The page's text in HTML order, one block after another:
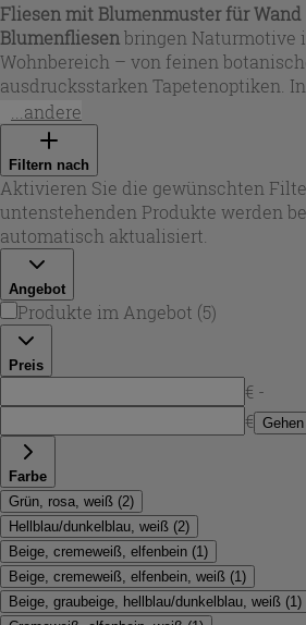
Fliesen mit Blumenmuster für Wand
Blumenfliesenbringen Naturmotive
Wohnbereich – von feinen
ausdrucksstarken Tapetenoptiken.
finden Sie
Einsatzbereiche: rektifizierte
durchgehende Flächen, dekorative
glänzenden Details sowie robuste
die sich auch als Akzent am Boden
Sie einzelne Blickfänge oder
nach Raumgröße und Stil.
...andere
Filtern nach
Aktivieren Sie die gewünschten
untenstehenden Produkte werden
automatisch aktualisiert.
Angebot
Produkte im Angebot (5)
Preis
€ -
€ Gehen
Farbe
Grün, rosa, weiß (2)
Hellblau/dunkelblau, weiß (2)
Beige, cremeweiß, elfenbein (1 )
Beige, cremeweiß, elfenbein, weiß (1 )
Beige, graubeige, hellblau/dunkelblau, weiß (1 )